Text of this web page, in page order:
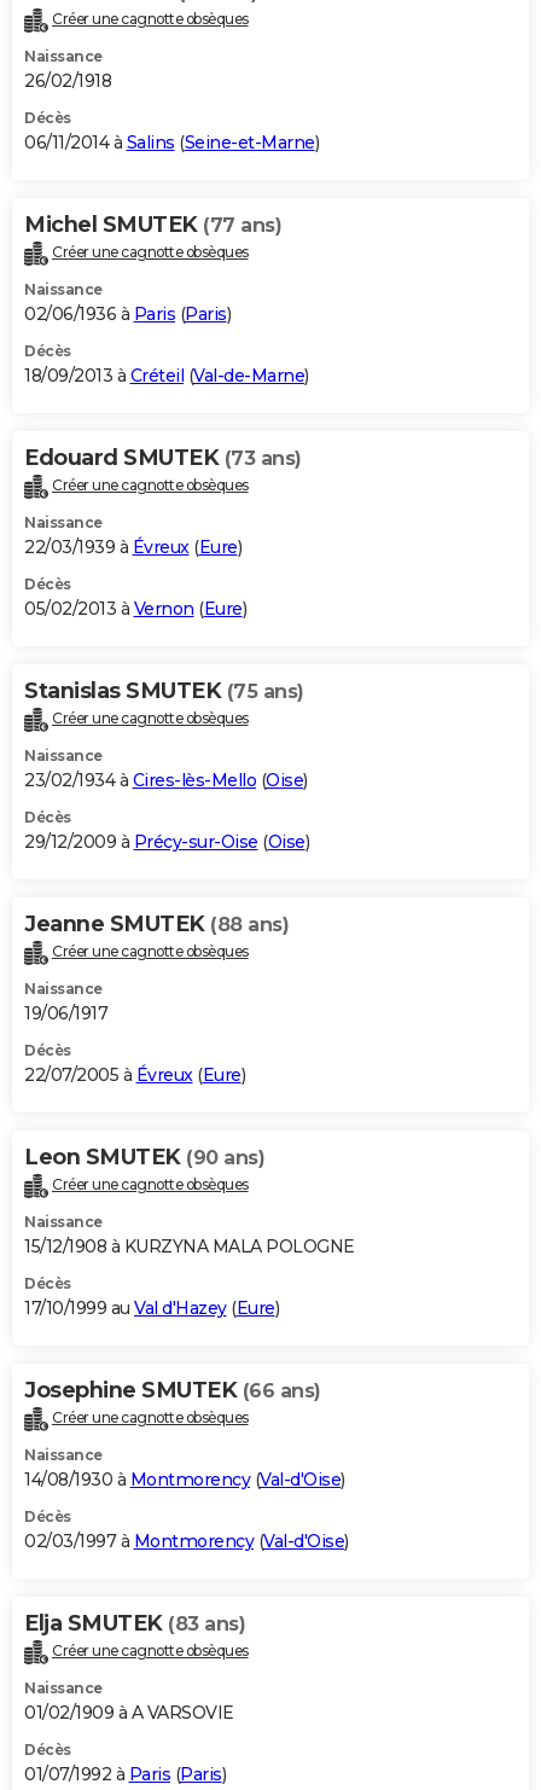
Créer une cagnotte obsèques
Naissance
26/02/1918
Décès
06/11/2014 à Salins (Seine-et-Marne)
Michel SMUTEK (77 ans)
Créer une cagnotte obsèques
Naissance
02/06/1936 à Paris (Paris)
Décès
18/09/2013 à Créteil (Val-de-Marne)
Edouard SMUTEK (73 ans)
Créer une cagnotte obsèques
Naissance
22/03/1939 à Évreux(Eure)
Décès
05/02/2013 à Vernon (Eure)
Stanislas SMUTEK (75 ans)
Créer une cagnotte obsèques
Naissance
23/02/1934 à Cires-lès-Mello (Oise)
Décès
29/12/2009 à Précy-sur-Oise (Oise)
Jeanne SMUTEK (88 ans)
Créer une cagnotte obsèques
Naissance
19/06/1917
Décès
22/07/2005 à Évreux(Eure)
Leon SMUTEK (90 ans)
Créer une cagnotte obsèques
Naissance
15/12/1908 à KURZYNA MALA POLOGNE
Décès
17/10/1999 au Val d'Hazey(Eure)
Josephine SMUTEK (66 ans)
Créer une cagnotte obsèques
Naissance
14/08/1930 à Montmorency(Val-d'Oise)
Décès
02/03/1997 à Montmorency(Val-d'Oise)
Elja SMUTEK (83 ans)
Créer une cagnotte obsèques
Naissance
01/02/1909 à A VARSOVIE
Décès
01/07/1992 à Paris (Paris)